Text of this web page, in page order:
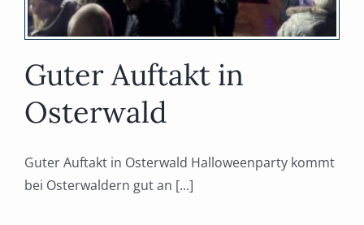
Guter Auftakt in
Osterwald
Guter Auftakt in Osterwald Halloweenparty kommt
bei Osterwaldern gut an [...]